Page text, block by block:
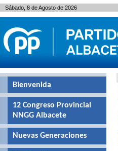
Bienvenida
12 Congreso Provincial
NNGG Albacete
Nuevas Generaciones
Sábado, 8 de Agosto de 2026